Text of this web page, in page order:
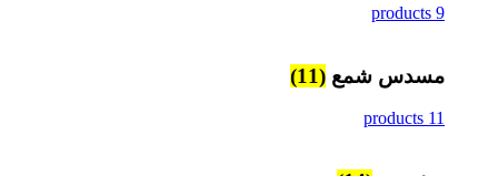
9 products
مسدس شمع (11)
11 products